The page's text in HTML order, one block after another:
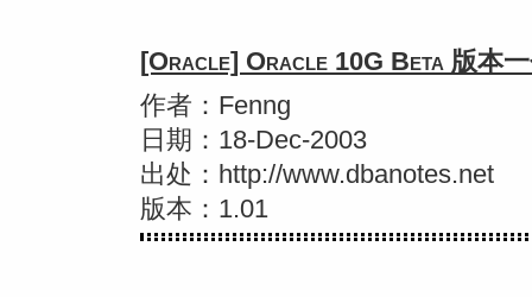
[Oracle] Oracle 10G Beta 版本
作者：Fenng
日期：18-Dec-2003
出处：http://www.dbanotes.net
版本：1.01